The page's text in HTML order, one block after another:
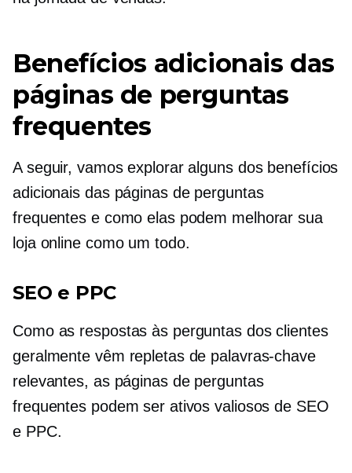
Benefícios adicionais das
páginas de perguntas
frequentes
A seguir, vamos explorar alguns dos benefícios
adicionais das páginas de perguntas
frequentes e como elas podem melhorar sua
loja online como um todo.
SEO e PPC
Como as respostas às perguntas dos clientes
geralmente vêm repletas de palavras-chave
relevantes, as páginas de perguntas
frequentes podem ser ativos valiosos de SEO
e PPC.